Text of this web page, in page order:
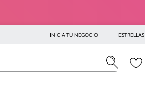
INICIA TU NEGOCIO ESTRELLAS